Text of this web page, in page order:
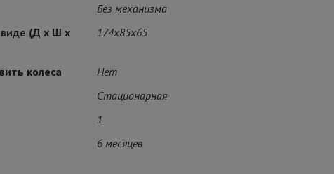
Без механизма
(Д х Ш х
174x85x65
колеса
Нет
Стационарная
1
6 месяцев